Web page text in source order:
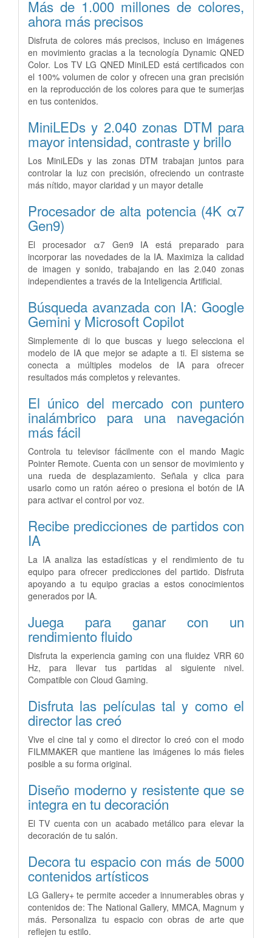
Más de 1.000 millones de colores,
ahora más precisos
Disfruta de colores más precisos, incluso en imágenes
en movimiento gracias a la tecnología Dynamic QNED
Color. Los TV LG QNED MiniLED está certificados con
el 100% volumen de color y ofrecen una gran precisión
en la reproducción de los colores para que te sumerjas
en tus contenidos.
MiniLEDs y 2.040 zonas DTM para
mayor intensidad, contraste y brillo
Los MiniLEDs y las zonas DTM trabajan juntos para
controlar la luz con precisión, ofreciendo un contraste
más nítido, mayor claridad y un mayor detalle
Procesador de alta potencia (4K α7
Gen9)
El procesador α7 Gen9 IA está preparado para
incorporar las novedades de la IA. Maximiza la calidad
de imagen y sonido, trabajando en las 2.040 zonas
independientes a través de la Inteligencia Artificial.
Búsqueda avanzada con IA: Google
Gemini y Microsoft Copilot
Simplemente di lo que buscas y luego selecciona el
modelo de IA que mejor se adapte a ti. El sistema se
conecta a múltiples modelos de IA para ofrecer
resultados más completos y relevantes.
El único del mercado con puntero
inalámbrico para una navegación
más fácil
Controla tu televisor fácilmente con el mando Magic
Pointer Remote. Cuenta con un sensor de movimiento y
una rueda de desplazamiento. Señala y clica para
usarlo como un ratón aéreo o presiona el botón de IA
para activar el control por voz.
Recibe predicciones de partidos con
IA
La IA analiza las estadísticas y el rendimiento de tu
equipo para ofrecer predicciones del partido. Disfruta
apoyando a tu equipo gracias a estos conocimientos
generados por IA.
Juega para ganar con un
rendimiento fluido
Disfruta la experiencia gaming con una fluidez VRR 60
Hz, para llevar tus partidas al siguiente nivel.
Compatible con Cloud Gaming.
Disfruta las películas tal y como el
director las creó
Vive el cine tal y como el director lo creó con el modo
FILMMAKER que mantiene las imágenes lo más fieles
posible a su forma original.
Diseño moderno y resistente que se
integra en tu decoración
El TV cuenta con un acabado metálico para elevar la
decoración de tu salón.
Decora tu espacio con más de 5000
contenidos artísticos
LG Gallery+ te permite acceder a innumerables obras y
contenidos de: The National Gallery, MMCA, Magnum y
más. Personaliza tu espacio con obras de arte que
reflejen tu estilo.